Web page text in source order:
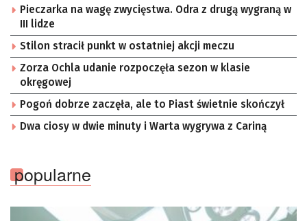
Pieczarka na wagę zwycięstwa. Odra z drugą wygraną w
III lidze
Stilon stracił punkt w ostatniej akcji meczu
Zorza Ochla udanie rozpoczęła sezon w klasie
okręgowej
Pogoń dobrze zaczęła, ale to Piast świetnie skończył
Dwa ciosy w dwie minuty i Warta wygrywa z Cariną
popularne